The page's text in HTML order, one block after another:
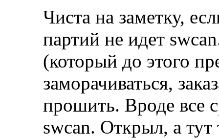
Чиста на заметку,
партий не идет
(который до этого
заморачиваться,
прошить. Вроде все
swcan. Открыл, а тут